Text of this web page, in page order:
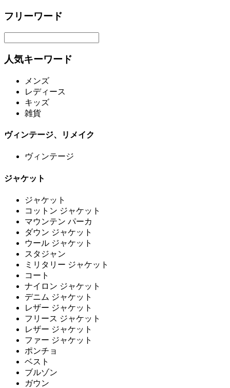
フリーワード
人気キーワード
メンズ
レディース
キッズ
雑貨
ヴィンテージ、リメイク
ヴィンテージ
ジャケット
ジャケット
コットン ジャケット
マウンテン パーカ
ダウン ジャケット
ウール ジャケット
スタジャン
ミリタリー ジャケット
コート
ナイロン ジャケット
デニム ジャケット
レザー ジャケット
フリース ジャケット
レザー ジャケット
ファー ジャケット
ポンチョ
ベスト
ブルゾン
ガウン